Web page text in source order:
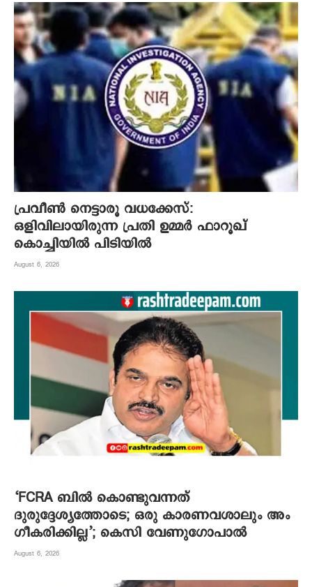
പ്രവീൺ നെട്ടാരൂ വധക്കേസ്:
ഒളിവിലായിരുന്ന പ്രതി ഉമ്മർ ഫാറൂഖ്
കൊച്ചിയിൽ പിടിയിൽ
August 6, 2026
‘FCRA ബിൽ കൊണ്ടുവന്നത്
ദുരുദ്ദേശ്യത്തോടെ; ഒരു കാരണവശാലും അം​
ഗീകരിക്കില്ല’; കെസി വേണു​ഗോപാൽ
August 6, 2026